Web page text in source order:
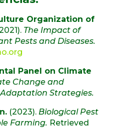
Organization of
The Impact of
Pests and Diseases.
Panel on Climate
Change and
Strategies.
(2023). Biological Pest
Farming. Retrieved